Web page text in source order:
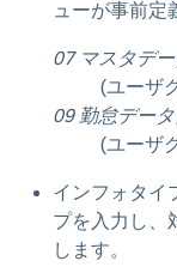
ューが事前定
07 マスタデ
(ユーザ
09 勤怠デー
(ユーザ
インフォタイ
プを入力し、
します。